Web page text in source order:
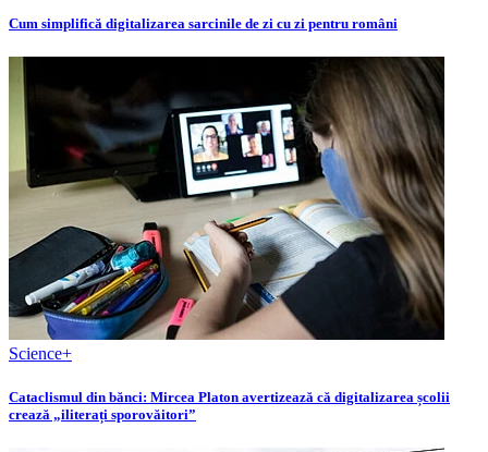
Cum simplifică digitalizarea sarcinile de zi cu zi pentru români
Science+
Cataclismul din bănci: Mircea Platon avertizează că digitalizarea școlii
crează „iliterați sporovăitori”